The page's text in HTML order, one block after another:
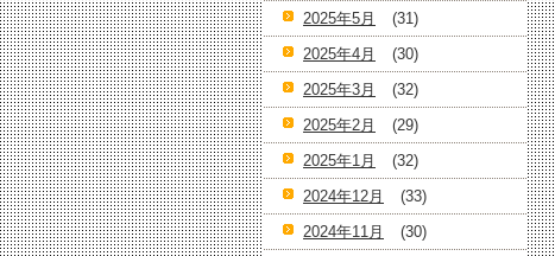
2025年5月
(31)
2025年4月
(30)
2025年3月
(32)
2025年2月
(29)
2025年1月
(32)
2024年12月
(33)
2024年11月
(30)